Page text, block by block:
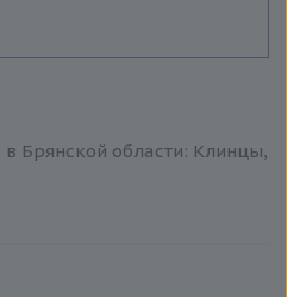
Брянской области: Клинцы,